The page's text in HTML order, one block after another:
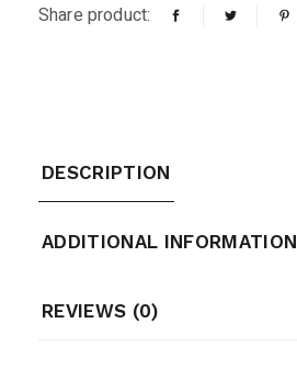
Share product:
DESCRIPTION
ADDITIONAL INFORMATION
REVIEWS (0)